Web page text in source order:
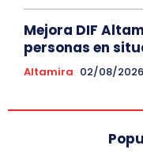
Mejora DIF
personas en
Altamira 02/08/2026